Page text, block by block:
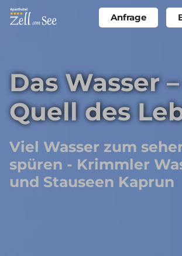
Zum
Inhalt
Anfrage
Das Wasser –
Quell des
Viel Wasser zum
spüren - Krimmler
und Stauseen Kaprun